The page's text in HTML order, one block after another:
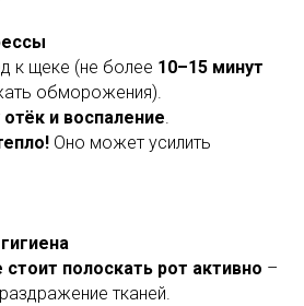
к щеке (не более 10–15 минут
обморожения).
отёк и воспаление
Оно может усилить
стоит полоскать рот активно –
тканей.